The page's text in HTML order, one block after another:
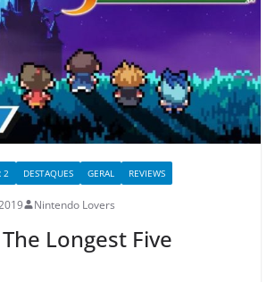
2 DESTAQUES GERAL REVIEWS
Nintendo Lovers
The Longest Five